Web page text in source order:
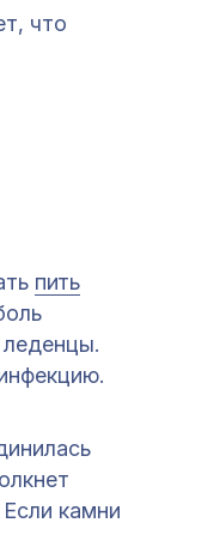
что
пить
камни